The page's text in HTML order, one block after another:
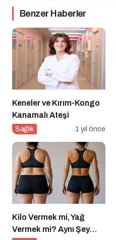
Benzer Haberler
Keneler ve Kırım-Kongo
Kanamalı Ateşi
Sağlık 1 yıl önce
Kilo Vermek mi, Yağ
Vermek mi? Aynı Şey